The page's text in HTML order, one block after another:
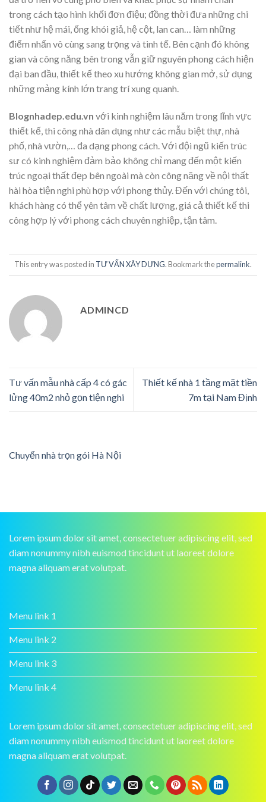
trong cách tạo hình khối đơn điệu; đồng thời đưa những chi
tiết như hệ mái, ống khói giả, hệ cột, lan can… làm những
điểm nhấn vô cùng sang trọng và tinh tế. Bên cạnh đó không
gian và công năng bên trong vẫn giữ nguyên phong cách hiện
đại ban đầu, thiết kế theo xu hướng không gian mở, sử dụng
những mảng kính lớn trang trí xung quanh.
Blognhadep.edu.vn với kinh nghiệm lâu năm trong lĩnh vực
thiết kế, thi công nhà dân dụng như các mẫu biệt thự, nhà
phố, nhà vườn,… đa dạng phong cách. Với đội ngũ kiến trúc
sư có kinh nghiệm đảm bảo không chỉ mang đến một kiến
trúc ngoại thất đẹp bên ngoài mà còn công năng về nội thất
hài hòa tiện nghi phù hợp với phong thủy. Đến với chúng tôi,
khách hàng có thể yên tâm về chất lượng, giá cả thiết kế thi
công hợp lý với phong cách chuyên nghiệp, tận tâm.
This entry was posted in TƯ VẤN XÂY DỰNG. Bookmark thepermalink.
ADMINCD
Tư vấn mẫu nhà cấp 4 có gác
lửng 40m2 nhỏ gọn tiện nghi
Thiết kế nhà 1 tầng mặt tiền
7m tại Nam Định
Chuyển nhà trọn gói Hà Nội
Lorem ipsum dolor sit amet, consectetuer adipiscing elit, sed
diam nonummy nibh euismod tincidunt ut laoreet dolore
magna aliquam erat volutpat.
Menu link 1
Menu link 2
Menu link 3
Menu link 4
Lorem ipsum dolor sit amet, consectetuer adipiscing elit, sed
diam nonummy nibh euismod tincidunt ut laoreet dolore
magna aliquam erat volutpat.